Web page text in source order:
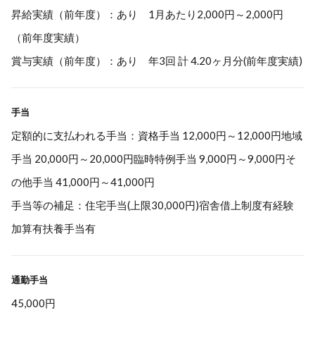
昇給実績（前年度）：あり 1月あたり2,000円～2,000円
（前年度実績）
賞与実績（前年度）：あり 年3回 計 4.20ヶ月分(前年度実績)
手当
定額的に支払われる手当：資格手当 12,000円～12,000円地域
手当 20,000円～20,000円臨時特例手当 9,000円～9,000円そ
の他手当 41,000円～41,000円
手当等の補足：住宅手当(上限30,000円)宿舎借上制度有経験
加算有扶養手当有
通勤手当
45,000円